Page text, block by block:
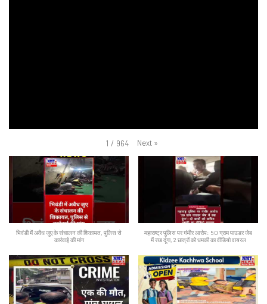
1 / 964 Next »
भिवंडी में अवैध जुए के संचालन की शिकायत, पुलिस से
कार्रवाई की मांग
महाराष्ट्र पुलिस पर गंभीर आरोप: 50 ग्राम पाउडर जेब
में रख दूंगा, 2 छात्रों को धमकी का वीडियो वायरल